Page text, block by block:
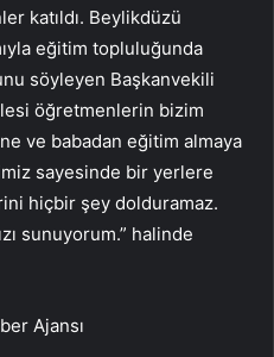
katıldı. Beylikdüzü
eğitim topluluğunda
söyleyen Başkanvekili
öğretmenlerin bizim
ve babadan eğitim almaya
sayesinde bir yerlere
hiçbir şey dolduramaz.
sunuyorum.” halinde
Ajansı